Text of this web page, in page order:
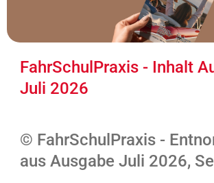
FahrSchulPraxis - Inhalt
Juli 2026
© FahrSchulPraxis -
aus Ausgabe Juli 2026,